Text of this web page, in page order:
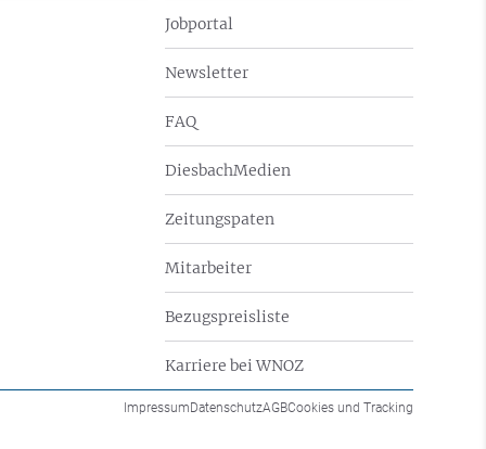
Jobportal
Newsletter
FAQ
DiesbachMedien
Zeitungspaten
Mitarbeiter
Bezugspreisliste
Karriere bei WNOZ
ImpressumDatenschutzAGBCookies und Tracking